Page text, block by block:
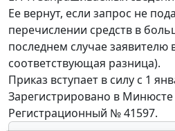
Ее вернут, если запрос не
перечислении средств в
последнем случае заявителю
соответствующая разница).
Приказ вступает в силу с 1
Зарегистрировано в Минюсте
Регистрационный № 41597.